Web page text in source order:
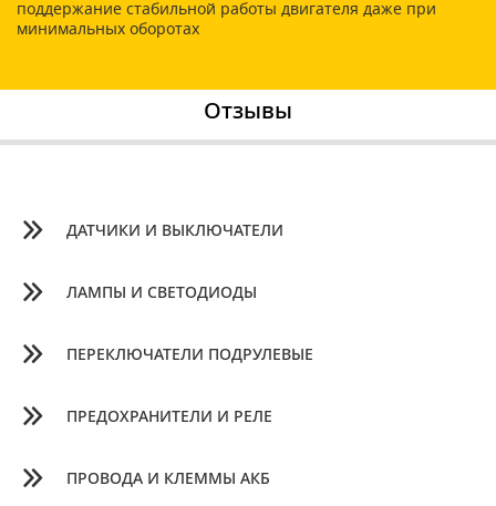
поддержание стабильной работы двигателя даже при
минимальных оборотах
Отзывы
ДАТЧИКИ И ВЫКЛЮЧАТЕЛИ
ЛАМПЫ И СВЕТОДИОДЫ
ПЕРЕКЛЮЧАТЕЛИ ПОДРУЛЕВЫЕ
ПРЕДОХРАНИТЕЛИ И РЕЛЕ
ПРОВОДА И КЛЕММЫ АКБ